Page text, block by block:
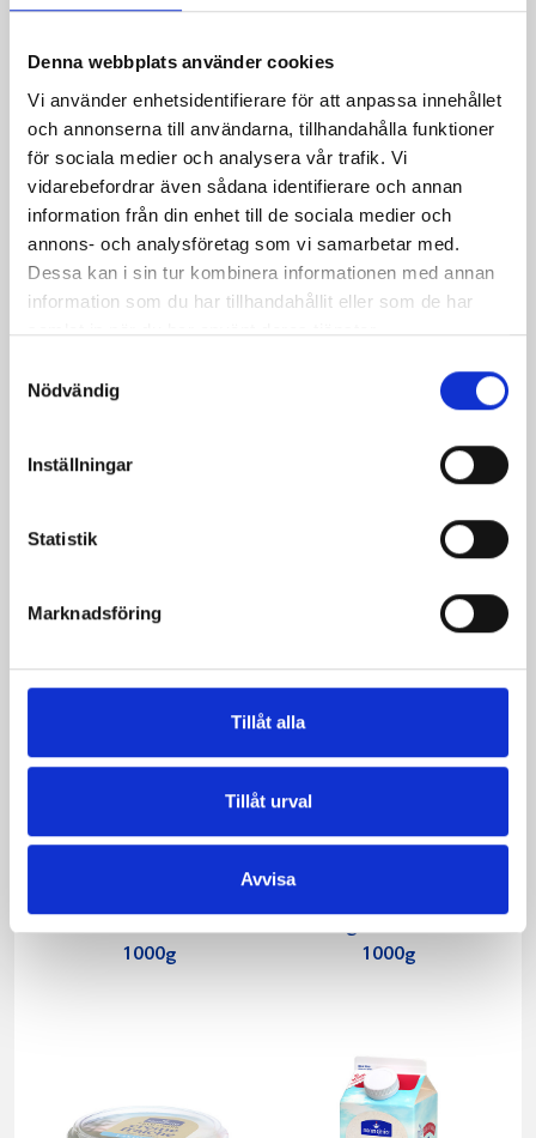
Denna webbplats använder cookies
Vi använder enhetsidentifierare för att anpassa innehållet
och annonserna till användarna, tillhandahålla funktioner
för sociala medier och analysera vår trafik. Vi
vidarebefordrar även sådana identifierare och annan
information från din enhet till de sociala medier och
annons- och analysföretag som vi samarbetar med.
Dessa kan i sin tur kombinera informationen med annan
information som du har tillhandahållit eller som de har
samlat in när du har använt deras tjänster.
Nödvändig
Inställningar
Statistik
Marknadsföring
Tillåt alla
Tillåt urval
Avvisa
Produkter i receptet:
Mellanmjölk
Jordgubbsfil 2,7%
1000g
1000g